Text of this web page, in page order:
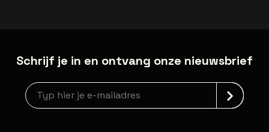
Schrijf je in en ontvang onze nieuwsbrief
Nieuwsbrief aanmelding